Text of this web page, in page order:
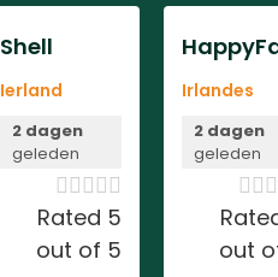
Shell
Ierland
2 dagen
geleden

Rated 5
out of 5
Irlandes
2 dagen
geleden

out